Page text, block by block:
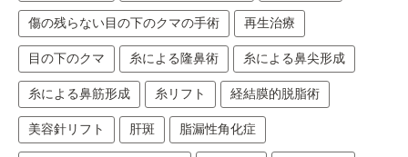
傷の残らない目の下のクマの手術 再生治療
目の下のクマ 糸による隆鼻術 糸による鼻尖形成
糸による鼻筋形成 糸リフト 経結膜的脱脂術
美容針リフト 肝斑 脂漏性角化症